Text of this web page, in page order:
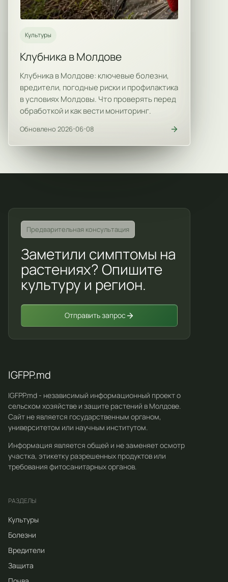
Культуры
Клубника в Молдове
Клубника в Молдове: ключевые болезни,
вредители, погодные риски и профилактика
в условиях Молдовы. Что проверять перед
обработкой и как вести мониторинг.
Обновлено 2026-06-08
Предварительная консультация
Заметили симптомы на
растениях? Опишите
культуру и регион.
Отправить запрос
IGFPP.md
IGFPP.md - независимый информационный проект о
сельском хозяйстве и защите растений в Молдове.
Сайт не является государственным органом,
университетом или научным институтом.
Информация является общей и не заменяет осмотр
участка, этикетку разрешенных продуктов или
требования фитосанитарных органов.
РАЗДЕЛЫ
Культуры
Болезни
Вредители
Защита